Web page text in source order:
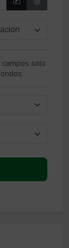
campos solo